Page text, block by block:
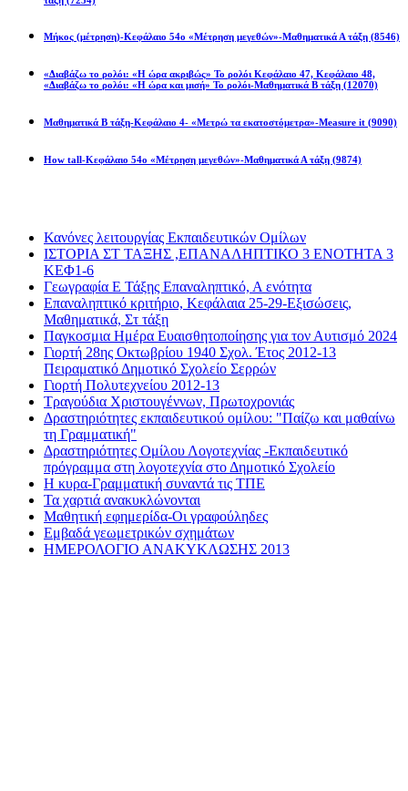
Μήκος (μέτρηση)-Κεφάλαιο 54ο «Μέτρηση μεγεθών»-Μαθηματικά Α τάξη (8546)
«Διαβάζω το ρολόι: «Η ώρα ακριβώς» Το ρολόι Κεφάλαιο 47, Κεφάλαιο 48,
«Διαβάζω το ρολόι: «Η ώρα και μισή» Το ρολόι-Μαθηματικά Β τάξη (12070)
Μαθηματικά Β τάξη-Κεφάλαιο 4- «Μετρώ τα εκατοστόμετρα»-Measure it (9090)
How tall-Κεφάλαιο 54ο «Μέτρηση μεγεθών»-Μαθηματικά Α τάξη (9874)
Κανόνες λειτουργίας Εκπαιδευτικών Ομίλων
ΙΣΤΟΡΙΑ ΣΤ ΤΑΞΗΣ ,ΕΠΑΝΑΛΗΠΤΙΚΟ 3 ΕΝΟΤΗΤΑ 3
ΚΕΦ1-6
Γεωγραφία Ε Τάξης Επαναληπτικό, Α ενότητα
Επαναληπτικό κριτήριο, Κεφάλαια 25-29-Εξισώσεις,
Μαθηματικά, Στ τάξη
Παγκοσμια Ημέρα Ευαισθητοποίησης για τον Αυτισμό 2024
Γιορτή 28ης Οκτωβρίου 1940 Σχολ. Έτος 2012-13
Πειραματικό Δημοτικό Σχολείο Σερρών
Γιορτή Πολυτεχνείου 2012-13
Τραγούδια Χριστουγέννων, Πρωτοχρονιάς
Δραστηριότητες εκπαιδευτικού ομίλου: "Παίζω και μαθαίνω
τη Γραμματική"
Δραστηριότητες Ομίλου Λογοτεχνίας -Εκπαιδευτικό
πρόγραμμα στη λογοτεχνία στο Δημοτικό Σχολείο
Η κυρα-Γραμματική συναντά τις ΤΠΕ
Τα χαρτιά ανακυκλώνονται
Μαθητική εφημερίδα-Οι γραφούληδες
Εμβαδά γεωμετρικών σχημάτων
ΗΜΕΡΟΛΟΓΙΟ ΑΝΑΚΥΚΛΩΣΗΣ 2013